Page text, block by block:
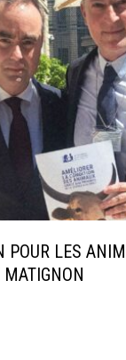
POUR LES